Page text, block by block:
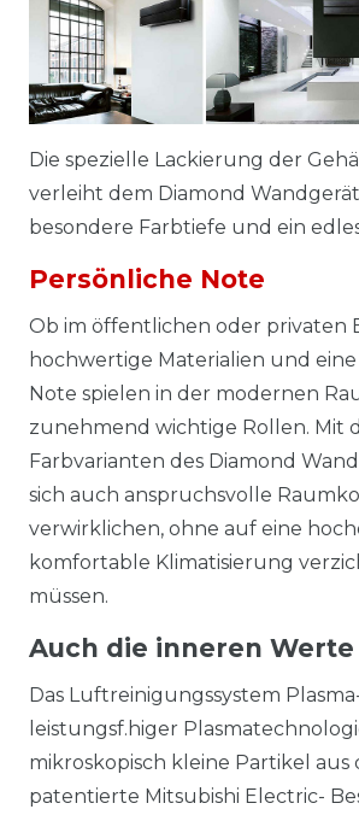
Die spezielle Lackierung der
verleiht dem Diamond
besondere Farbtiefe und ein
Persönliche Note
Ob im öffentlichen oder privaten
hochwertige Materialien und
Note spielen in der modernen
zunehmend wichtige Rollen. Mit
Farbvarianten des Diamond
sich auch anspruchsvolle
verwirklichen, ohne auf eine
komfortable Klimatisierung
müssen.
Auch die inneren
Das Luftreinigungssystem
leistungsf.higer
mikroskopisch kleine Partikel aus
patentierte Mitsubishi Electric-